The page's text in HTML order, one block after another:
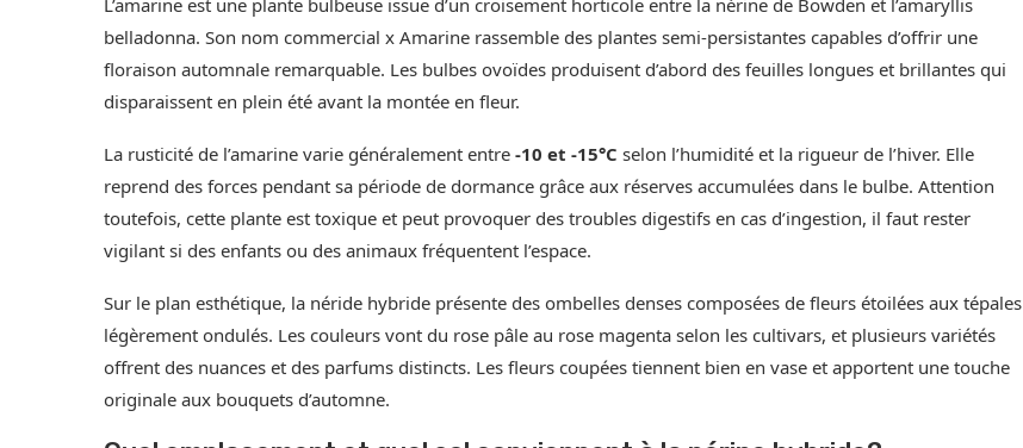
belladonna. Son nom commercial x Amarine rassemble des plantes semi-persistantes capables d’offrir une
floraison automnale remarquable. Les bulbes ovoïdes produisent d’abord des feuilles longues et brillantes qui
disparaissent en plein été avant la montée en fleur.
La rusticité de l’amarine varie généralement entre -10 et -15°C selon l’humidité et la rigueur de l’hiver. Elle
reprend des forces pendant sa période de dormance grâce aux réserves accumulées dans le bulbe. Attention
toutefois, cette plante est toxique et peut provoquer des troubles digestifs en cas d’ingestion, il faut rester
vigilant si des enfants ou des animaux fréquentent l’espace.
Sur le plan esthétique, la néride hybride présente des ombelles denses composées de fleurs étoilées aux tépales
légèrement ondulés. Les couleurs vont du rose pâle au rose magenta selon les cultivars, et plusieurs variétés
offrent des nuances et des parfums distincts. Les fleurs coupées tiennent bien en vase et apportent une touche
originale aux bouquets d’automne.